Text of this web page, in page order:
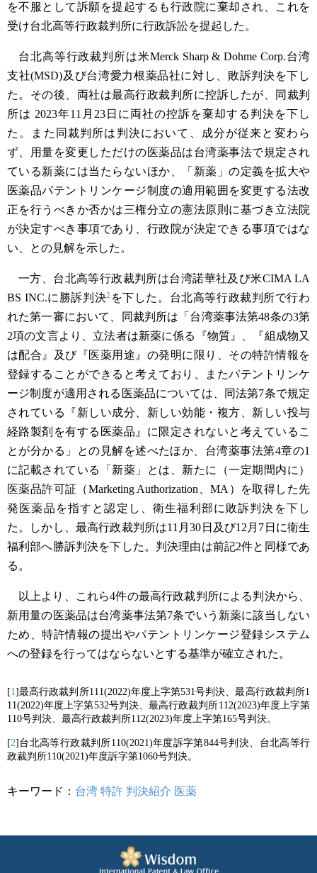
を不服として訴願を提起するも行政院に棄却され、これを
受け台北高等行政裁判所に行政訴訟を提起した。
台北高等行政裁判所は米Merck Sharp & Dohme Corp.台湾
支社(MSD)及び台湾愛力根薬品社に対し、敗訴判決を下し
た。その後、両社は最高行政裁判所に控訴したが、同裁判
所は 2023年11月23日に両社の控訴を棄却する判決を下し
た。また同裁判所は判決において、成分が従来と変わら
ず、用量を変更しただけの医薬品は台湾薬事法で規定され
ている新薬には当たらないほか、「新薬」の定義を拡大や
医薬品パテントリンケージ制度の適用範囲を変更する法改
正を行うべきか否かは三権分立の憲法原則に基づき立法院
が決定すべき事項であり、行政院が決定できる事項ではな
い、との見解を示した。
一方、台北高等行政裁判所は台湾諾華社及び米CIMA LA
BS INC.に勝訴判決2 を下した。台北高等行政裁判所で行わ
れた第一審において、同裁判所は「台湾薬事法第48条の3第
2項の文言より、立法者は新薬に係る『物質』、『組成物又
は配合』及び『医薬用途』の発明に限り、その特許情報を
登録することができると考えており、またパテントリンケ
ージ制度が適用される医薬品については、同法第7条で規定
されている『新しい成分、新しい効能・複方、新しい投与
経路製剤を有する医薬品』に限定されないと考えているこ
とが分かる」との見解を述べたほか、台湾薬事法第4章の1
に記載されている「新薬」とは、新たに（一定期間内に）
医薬品許可証（Marketing Authorization、MA）を取得した先
発医薬品を指すと認定し、衛生福利部に敗訴判決を下し
た。しかし、最高行政裁判所は11月30日及び12月7日に衛生
福利部へ勝訴判決を下した。判決理由は前記2件と同様であ
る。
以上より、これら4件の最高行政裁判所による判決から、
新用量の医薬品は台湾薬事法第7条でいう新薬に該当しない
ため、特許情報の提出やパテントリンケージ登録システム
への登録を行ってはならないとする基準が確立された。
[1]最高行政裁判所111(2022)年度上字第531号判決、最高行政裁判所1
11(2022)年度上字第532号判決、最高行政裁判所112(2023)年度上字第
110号判決、最高行政裁判所112(2023)年度上字第165号判決。
[2]台北高等行政裁判所110(2021)年度訴字第844号判決、台北高等行
政裁判所110(2021)年度訴字第1060号判決。
キーワード： 台湾 特許 判決紹介 医薬